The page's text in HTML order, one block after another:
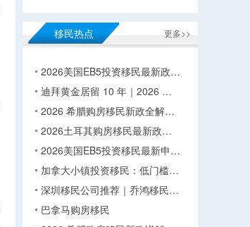
更多>>
移民热点
2026美国EB5投资移民最新政…
迪拜黄金居留 10 年｜2026 …
2026 希腊购房移民新政全解…
2026土耳其购房移民最新政…
2026美国EB5投资移民最新申…
加拿大小镇投资移民：低门槛…
深圳移民公司推荐｜乔鸿移民…
巴拿马购房移民